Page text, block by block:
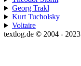
Georg Trakl
Kurt Tucholsky
Voltaire
textlog.de © 2004 - 2023